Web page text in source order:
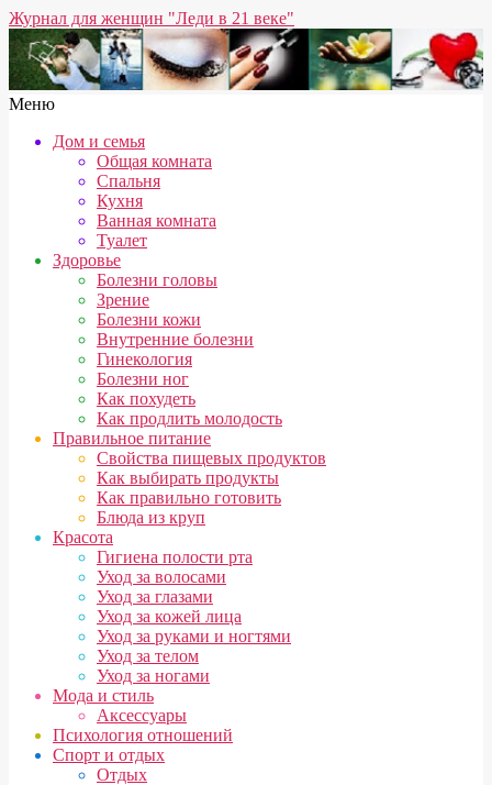
Перейти
содержимому
Журнал для женщин "Леди в 21 веке"
Вторичное
навигации
Меню
Дом и семья
Общая комната
Спальня
Кухня
Ванная комната
Туалет
Здоровье
Болезни головы
Зрение
Болезни кожи
Внутренние болезни
Гинекология
Болезни ног
Как похудеть
Как продлить молодость
Правильное питание
Свойства пищевых продуктов
Как выбирать продукты
Как правильно готовить
Блюда из круп
Красота
Гигиена полости рта
Уход за волосами
Уход за глазами
Уход за кожей лица
Уход за руками и ногтями
Уход за телом
Уход за ногами
Мода и стиль
Аксессуары
Психология отношений
Спорт и отдых
Отдых